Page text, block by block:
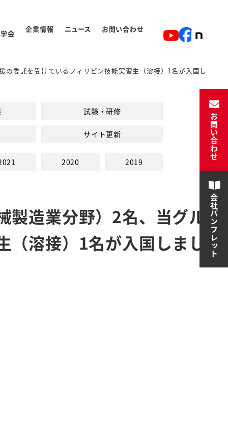
会
企業情報 ニュース お問い合わせ
委託を受けているフィリピン技能実習生（溶接）1名が入国し
試験・研修
サイト更新
2020 2019
製造業分野）2名、当グル
（溶接）1名が入国しまし
お問い合わせ
会社パンフレット